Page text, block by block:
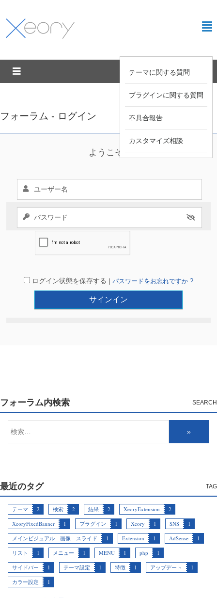
テーマに関する質問
プラグインに関する質問
不具合報告
カスタマイズ相談
フォーラム - ログイン
ようこそ !
ログイン状態を保存する | パスワードをお忘れですか ?
フォーラム内検索
最近のタグ
テーマ 2 検索 2 結果 2 XeoryExtension
2
XeoryFixedBanner
1 プラグイン 1 Xeory 1 SNS
1
メインビジュアル 画像 スライド
1 Extension 1 AdSense
1
リスト
1 メニュー 1 MENU 1 php
1
サイドバー
1 テーマ設定 1 特徴 1 アップデート
1
カラー設定
1